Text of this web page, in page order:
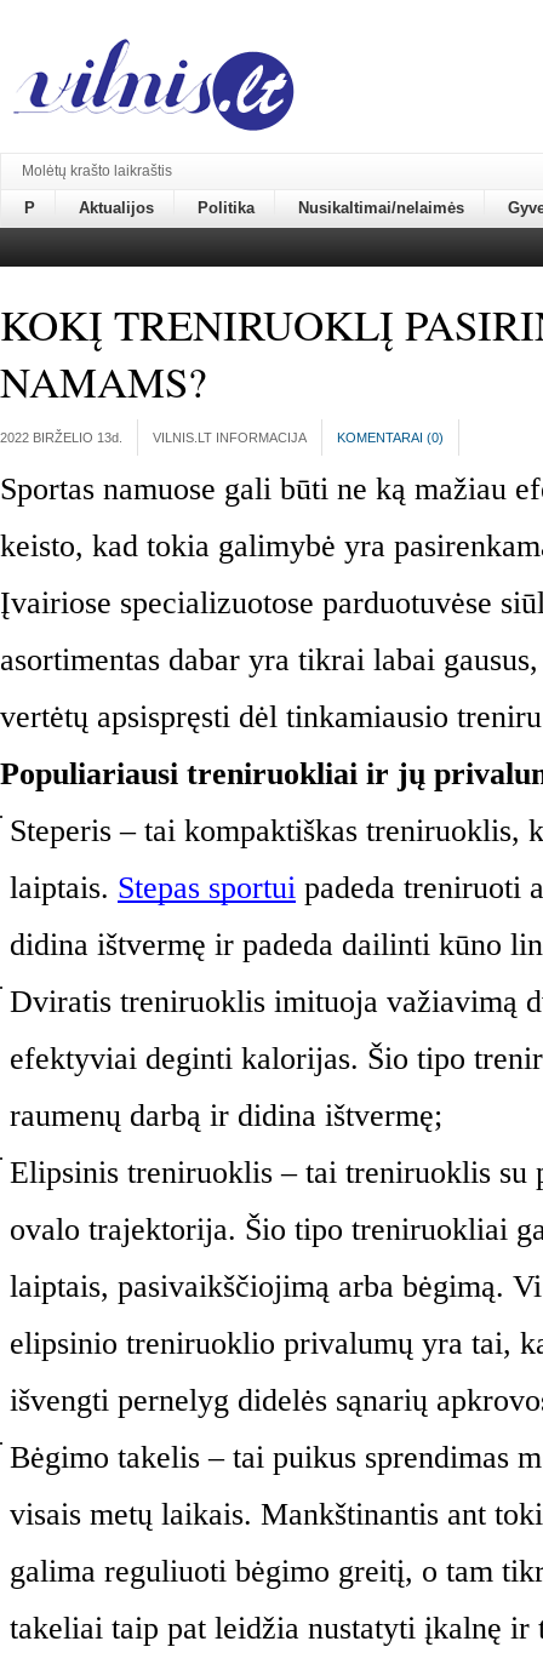
Molėtų krašto laikraštis
P Aktualijos Politika Nusikaltimai/nelaimės
KOKĮ TRENIRUOKLĮ
NAMAMS?
2022 BIRŽELIO 13d. VILNIS.LT INFORMACIJA KOMENTARAI (0)
Sportas namuose gali būti ne ką mažiau
keisto, kad tokia galimybė yra
Įvairiose specializuotose parduotuvėse
asortimentas dabar yra tikrai labai
vertėtų apsispręsti dėl tinkamiausio
Populiariausi treniruokliai ir jų
Steperis – tai kompaktiškas treniruoklis,
laiptais. Stepas sportui padeda treniruoti
didina ištvermę ir padeda dailinti kūno
Dviratis treniruoklis imituoja važiavimą
efektyviai deginti kalorijas. Šio tipo
raumenų darbą ir didina ištvermę;
Elipsinis treniruoklis – tai treniruoklis su
ovalo trajektorija. Šio tipo treniruokliai
laiptais, pasivaikščiojimą arba bėgimą.
elipsinio treniruoklio privalumų yra tai,
išvengti pernelyg didelės sąnarių
Bėgimo takelis – tai puikus sprendimas
visais metų laikais. Mankštinantis ant
galima reguliuoti bėgimo greitį, o tam
takeliai taip pat leidžia nustatyti įkalnę ir